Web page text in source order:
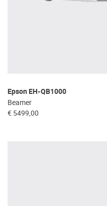
Epson EH-QB1000
Beamer
€ 5499,00